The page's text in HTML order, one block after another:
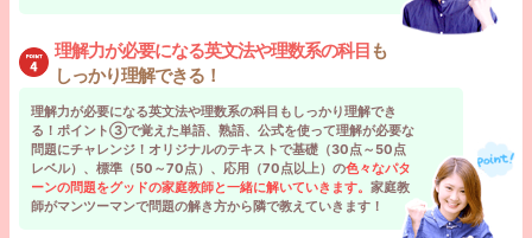
理解力が必要になる英文法や理数系の科目 も
しっかり理解できる！
理解力が必要になる英文法や理数系の科目もしっかり理解でき
る！ポイント③で覚えた単語、熟語、公式を使って理解が必要な
問題にチャレンジ！オリジナルのテキストで基礎（30点～50点
レベル）、標準（50～70点）、応用（70点以上）の色々なパタ
ーンの問題をグッドの家庭教師と一緒に解いていきます。 家庭教
師がマンツーマンで問題の解き方から隣で教えていきます！